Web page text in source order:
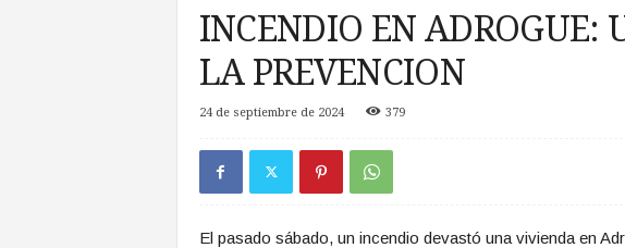
INCENDIO EN ADROGUE:
LA PREVENCION
24 de septiembre de 2024 379
El pasado sábado, un incendio devastó una vivienda en